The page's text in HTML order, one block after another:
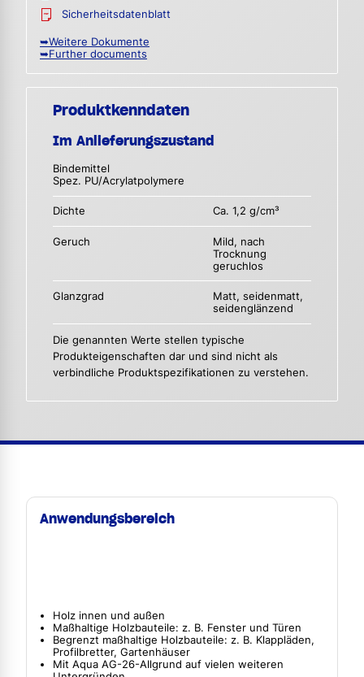
Sicherheitsdatenblatt
➥Weitere Dokumente
➥Further documents
Produktkenndaten
Im Anlieferungszustand
Bindemittel
Spez. PU/Acrylatpolymere
Dichte Ca. 1,2 g/cm³
Geruch
Mild, nach
Trocknung
geruchlos
Glanzgrad
Matt, seidenmatt,
seidenglänzend
Die genannten Werte stellen typische
Produkteigenschaften dar und sind nicht als
verbindliche Produktspezifikationen zu verstehen.
Anwendungsbereich
Holz innen und außen
Maßhaltige Holzbauteile: z. B. Fenster und Türen
Begrenzt maßhaltige Holzbauteile: z. B. Klappläden,
Profilbretter, Gartenhäuser
Mit Aqua AG-26-Allgrund auf vielen weiteren